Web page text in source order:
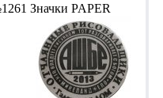
Значки PAPER